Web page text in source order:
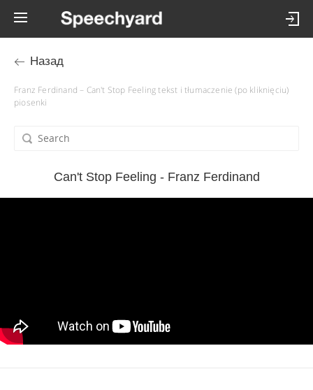
Назад
Franz Ferdinand – Can't Stop Feeling tekst i tłumaczenie (po kliknięciu)
piosenki
Can't Stop Feeling - Franz Ferdinand